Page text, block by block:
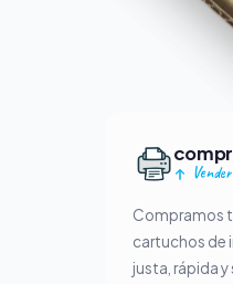
Compramos
cartuchos de
justa, rápida